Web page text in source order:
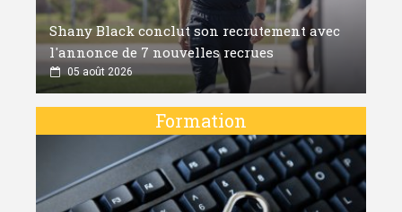
Shany Black conclut son recrutement avec
l'annonce de 7 nouvelles recrues
05 août 2026
Formation